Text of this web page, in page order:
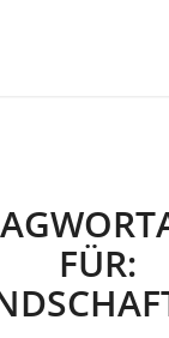
FÜR: